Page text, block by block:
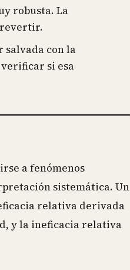
robusta. La
revertir.
con la
si esa
a fenómenos
sistemática. Un
relativa derivada
y la ineficacia relativa